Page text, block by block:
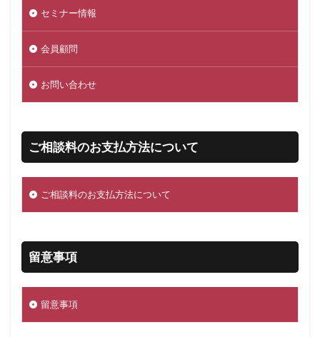
セミナー情報
会員顧問
お問い合わせ
ご相談料のお支払方法について
ご相談料のお支払方法について
留意事項
留意事項